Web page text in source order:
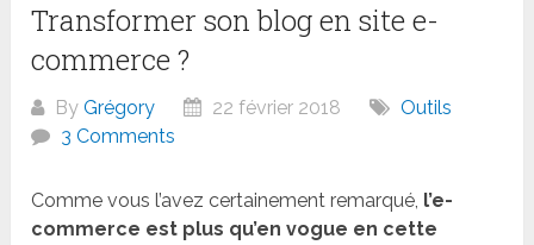
Transformer son blog en site e-
commerce ?
ByGrégory 22 février 2018
Outils
3 Comments
Comme vous l’avez certainement remarqué, l’e-
commerce est plus qu’en vogue en cette